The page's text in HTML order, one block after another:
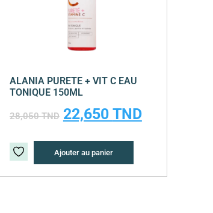
ALANIA PURETE + VIT C EAU
TONIQUE 150ML
28,050TND 22,650 TND
Ajouter au panier